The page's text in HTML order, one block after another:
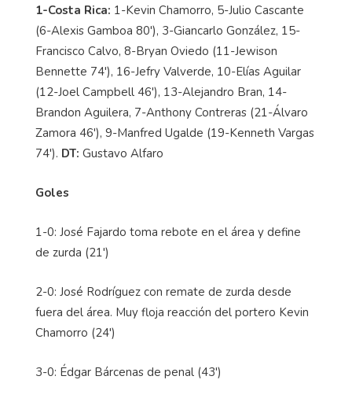
1-Costa Rica: 1-Kevin Chamorro, 5-Julio Cascante
(6-Alexis Gamboa 80'), 3-Giancarlo González, 15-
Francisco Calvo, 8-Bryan Oviedo (11-Jewison
Bennette 74'), 16-Jefry Valverde, 10-Elías Aguilar
(12-Joel Campbell 46'), 13-Alejandro Bran, 14-
Brandon Aguilera, 7-Anthony Contreras (21-Álvaro
Zamora 46'), 9-Manfred Ugalde (19-Kenneth Vargas
74'). DT: Gustavo Alfaro
Goles
1-0: José Fajardo toma rebote en el área y define
de zurda (21')
2-0: José Rodrí­guez con remate de zurda desde
fuera del área. Muy floja reacción del portero Kevin
Chamorro (24')
3-0: Édgar Bárcenas de penal (43')